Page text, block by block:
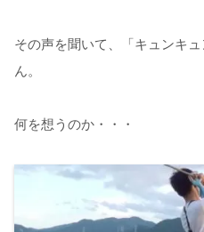
その声を聞いて、「キュンキ
ん。
何を想うのか・・・